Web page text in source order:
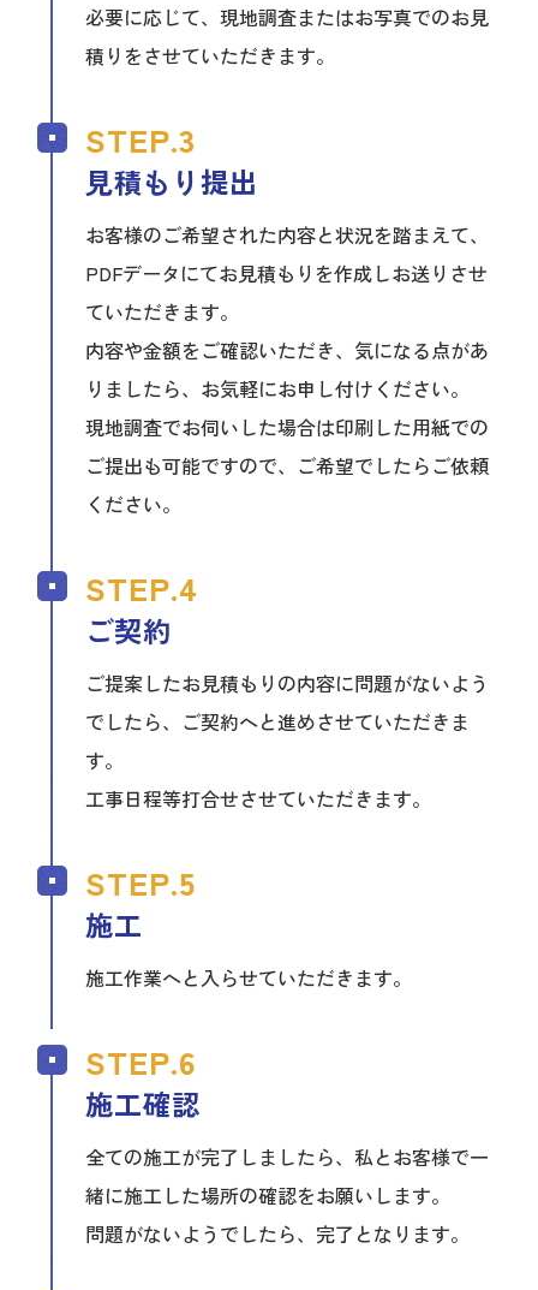
必要に応じて、現地調査またはお写真でのお見
積りをさせていただきます。
見積もり提出
お客様のご希望された内容と状況を踏まえて、
PDFデータにてお見積もりを作成しお送りさせ
ていただきます。
内容や金額をご確認いただき、気になる点があ
りましたら、お気軽にお申し付けください。
現地調査でお伺いした場合は印刷した用紙での
ご提出も可能ですので、ご希望でしたらご依頼
ください。
ご契約
ご提案したお見積もりの内容に問題がないよう
でしたら、ご契約へと進めさせていただきま
す。
工事日程等打合せさせていただきます。
施工
施工作業へと入らせていただきます。
施工確認
全ての施工が完了しましたら、私とお客様で一
緒に施工した場所の確認をお願いします。
問題がないようでしたら、完了となります。